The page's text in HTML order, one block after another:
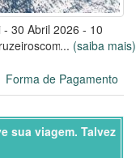
30 Abril 2026 - 10
até
de Port Canaveral,
... (saiba mais)
Forma de Pagamento
sua viagem. Talvez